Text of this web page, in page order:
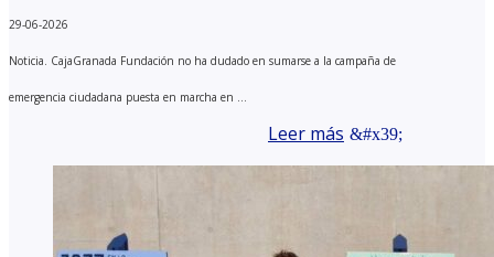
29-06-2026
Noticia. CajaGranada Fundación no ha dudado en sumarse a la campaña de
emergencia ciudadana puesta en marcha en ...
Leer más